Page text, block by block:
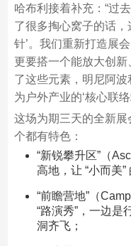
哈布利接着补充：“过
了很多掏心窝子的话，
针’。我们重新打造展
更要搭一个能放大创
了这些元素，明尼阿
为户外产业的‘核心联络
这场为期三天的全新展
个都有特色：​
“新锐攀升区”（
高地，让 “小而美
“前瞻营地”（
“路演秀”，一边是
洞齐飞；​